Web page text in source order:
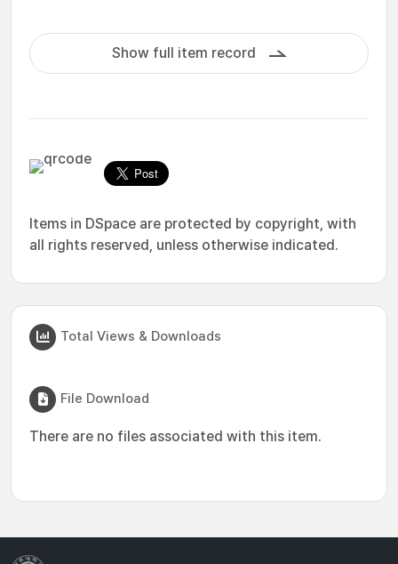
Show full item record
Items in DSpace are protected by copyright, with
all rights reserved, unless otherwise indicated.
Total Views & Downloads
File Download
There are no files associated with this item.